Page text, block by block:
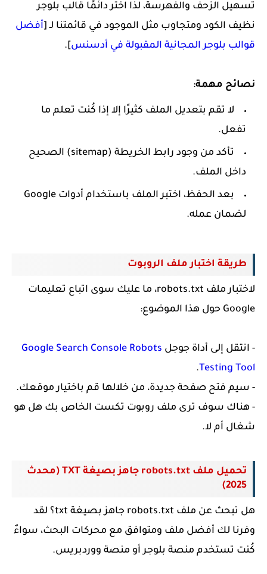
تسهيل الزحف والفهرسة، لذا اختر دائمًا قالب بلوجر
نظيف الكود ومتجاوب مثل الموجود في قائمتنا لـ [أفضل
قوالب بلوجر المجانية المقبولة في أدسنس].
نصائح مهمة:
لا تقم بتعديل الملف كثيرًا إلا إذا كُنت تعلم ما
تفعل.
تأكد من وجود رابط الخريطة (sitemap) الصحيح
داخل الملف.
بعد الحفظ، اختبر الملف باستخدام أدوات Google
لضمان عمله.
طريقة اختبار ملف الروبوت
لاختبار ملف robots.txt، ما عليك سوى اتباع تعليمات
Google حول هذا الموضوع:
- انتقل إلى أداة جوجل Google Search Console Robots
Testing Tool
.
- سيم فتح صفحة جديدة، من خلالها قم باختيار موقعك.
- هناك سوف ترى ملف روبوت تكست الخاص بك هل هو
شغال أم لا.
تحميل ملف robots.txt جاهز بصيغة TXT (محدث
2025)
هل تبحث عن ملف robots.txt جاهز بصيغة txt؟ لقد
وفرنا لك أفضل ملف ومتوافق مع محركات البحث، سواءٌ
كُنت تستخدم منصة بلوجر أو منصة ووردبريس.